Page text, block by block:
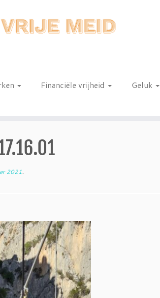
Financiële vrijheid Geluk
2021.